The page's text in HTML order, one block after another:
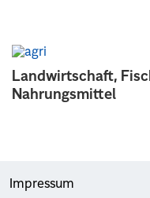
Landwirtschaft,
Nahrungsmittel
Impressum